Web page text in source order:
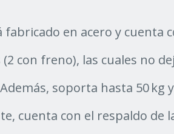
fabricado en acero y cuenta
con freno), las cuales no
soporta hasta 50 kg
cuenta con el respaldo de